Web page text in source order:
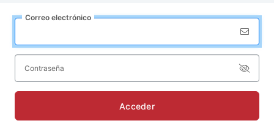
Correo electrónico
Contraseña
Acceder